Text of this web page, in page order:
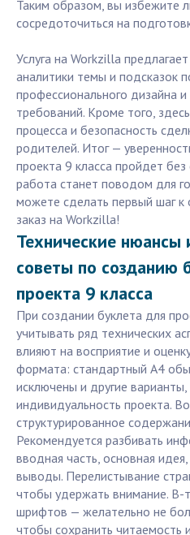
Таким образом, вы избежите
сосредоточиться на
Услуга на Workzilla
аналитики темы и подсказок
профессионального дизайна
требований. Кроме того,
процесса и безопасность
родителей. Итог —
проекта 9 класса пройдет без
работа станет поводом для
можете сделать первый шаг к
заказ на Workzilla!
Технические нюансы
советы по созданию
проекта 9 класса
При создании буклета для
учитывать ряд технических
влияют на восприятие и
формата: стандартный А4
исключены и другие
индивидуальность проекта.
структурированное
Рекомендуется разбивать
вводная часть, основная
выводы. Перелистывание
чтобы удержать внимание. В-
шрифтов — желательно не
чтобы сохранить читаемость